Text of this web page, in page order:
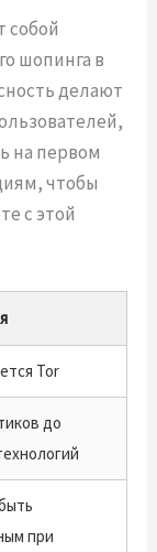
собой
шопинга в
делают
на первом
чтобы
с этой
Tor
до
при